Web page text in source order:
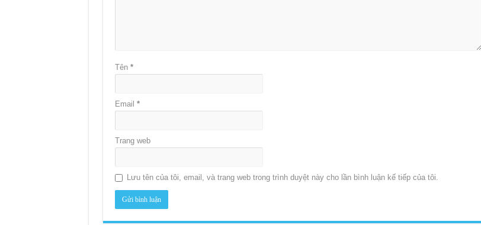
Tên *
Email *
Trang web
Lưu tên của tôi, email, và trang web trong trình duyệt này cho lần bình luận kế tiếp của tôi.